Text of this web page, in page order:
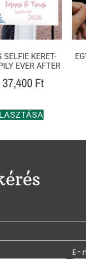
SELFIE KERET-
EVER AFTER
37,400 Ft
E-